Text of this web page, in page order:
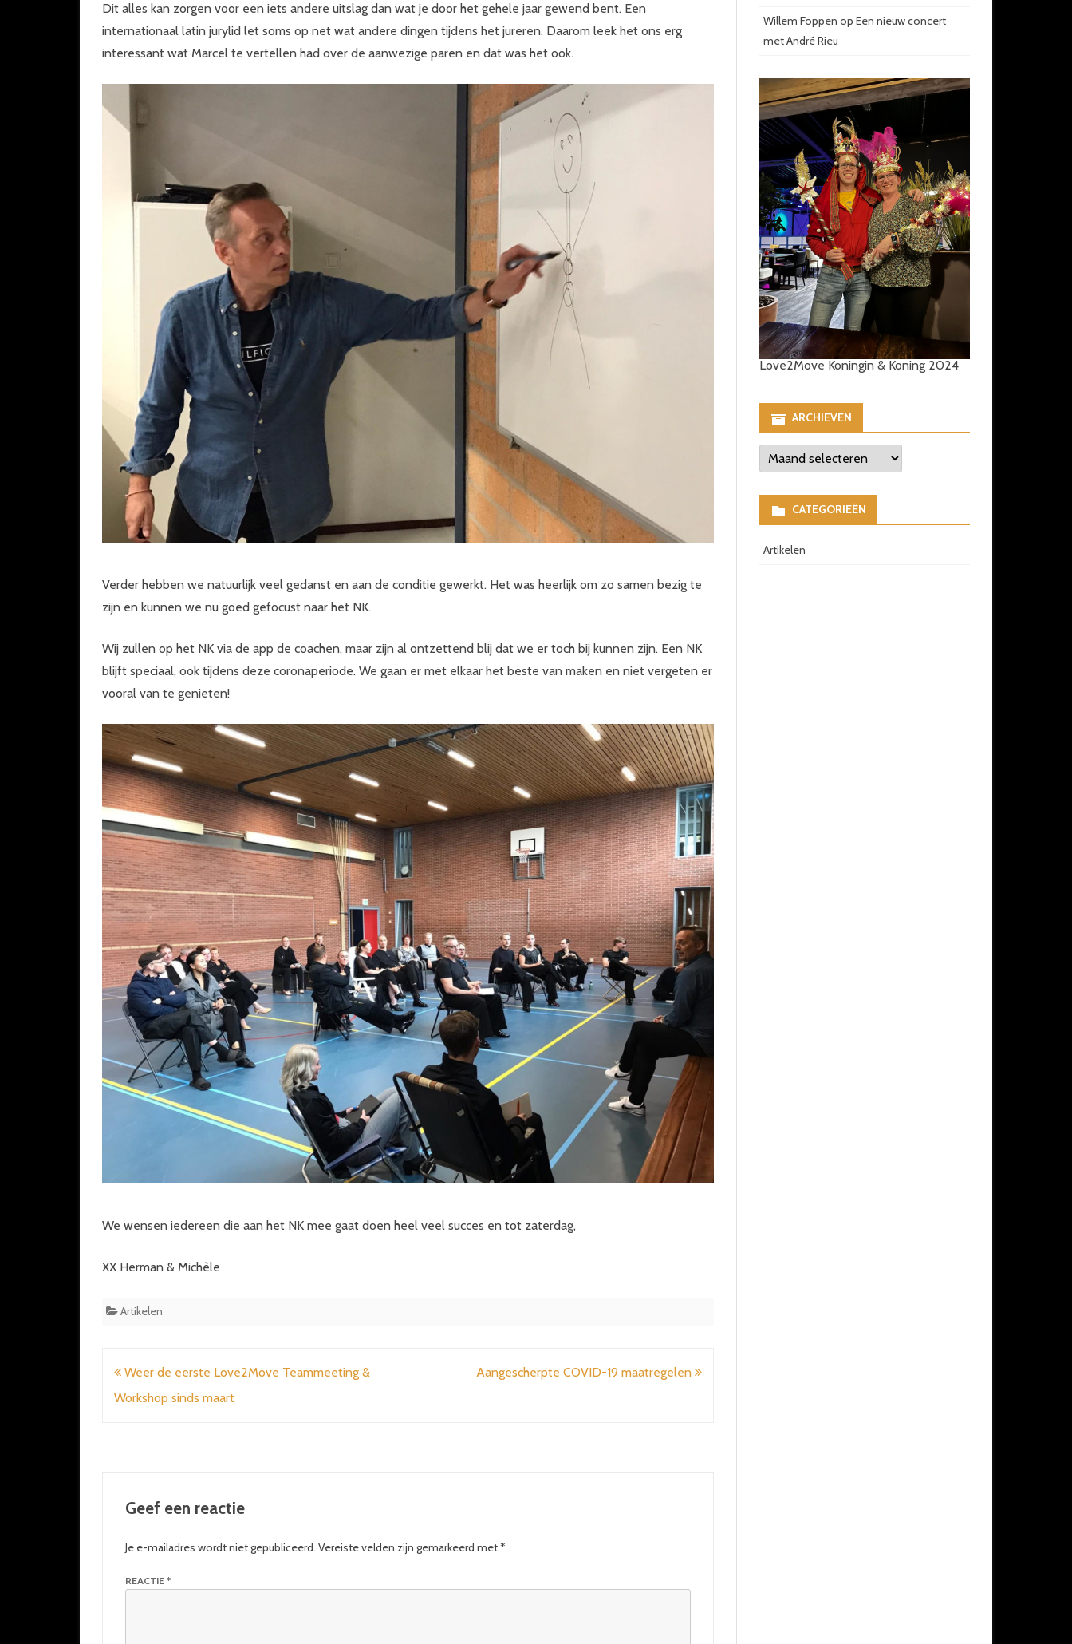
Dit alles kan zorgen voor een iets andere uitslag dan wat je door het gehele jaar gewend bent. Een
internationaal latin jurylid let soms op net wat andere dingen tijdens het jureren. Daarom leek het ons erg
interessant wat Marcel te vertellen had over de aanwezige paren en dat was het ook.
Verder hebben we natuurlijk veel gedanst en aan de conditie gewerkt. Het was heerlijk om zo samen bezig te
zijn en kunnen we nu goed gefocust naar het NK.
Wij zullen op het NK via de app de coachen, maar zijn al ontzettend blij dat we er toch bij kunnen zijn. Een NK
blijft speciaal, ook tijdens deze coronaperiode. We gaan er met elkaar het beste van maken en niet vergeten er
vooral van te genieten!
We wensen iedereen die aan het NK mee gaat doen heel veel succes en tot zaterdag,
XX Herman & Michèle
Artikelen
Bericht
navigatie
Weer de eerste Love2Move Teammeeting &
Workshop sinds maart
Aangescherpte COVID-19 maatregelen
Geef een reactie
Je e-mailadres wordt niet gepubliceerd. Vereiste velden zijn gemarkeerd met*
REACTIE *
Willem Foppen op Een nieuw concert
met André Rieu
Love2Move Koningin & Koning 2024
ARCHIEVEN
Archieven
CATEGORIEËN
Artikelen